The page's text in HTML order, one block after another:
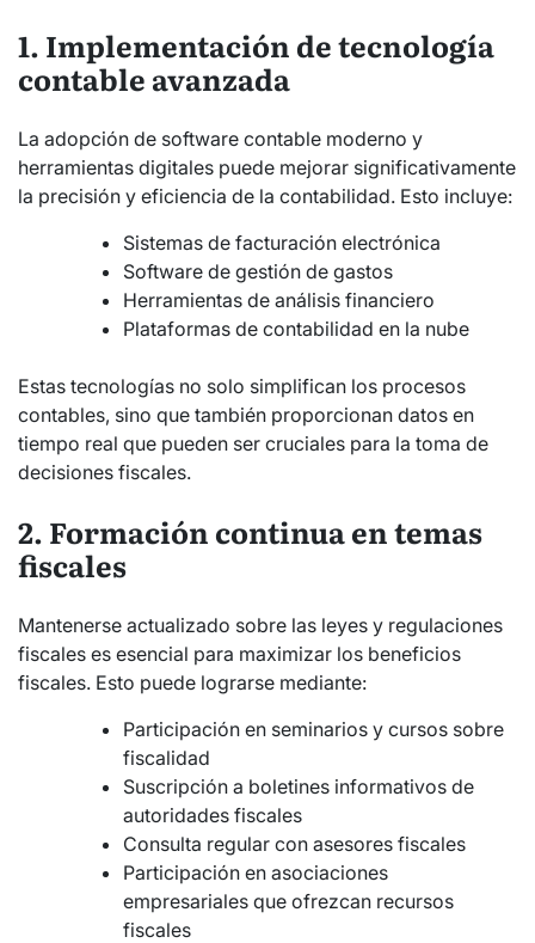
1. Implementación de tecnología
contable avanzada
La adopción de software contable moderno y
herramientas digitales puede mejorar significativamente
la precisión y eficiencia de la contabilidad. Esto incluye:
Sistemas de facturación electrónica
Software de gestión de gastos
Herramientas de análisis financiero
Plataformas de contabilidad en la nube
Estas tecnologías no solo simplifican los procesos
contables, sino que también proporcionan datos en
tiempo real que pueden ser cruciales para la toma de
decisiones fiscales.
2. Formación continua en temas
fiscales
Mantenerse actualizado sobre las leyes y regulaciones
fiscales es esencial para maximizar los beneficios
fiscales. Esto puede lograrse mediante:
Participación en seminarios y cursos sobre
fiscalidad
Suscripción a boletines informativos de
autoridades fiscales
Consulta regular con asesores fiscales
Participación en asociaciones
empresariales que ofrezcan recursos
fiscales